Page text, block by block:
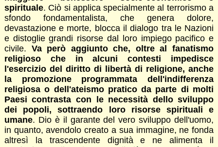
spirituale. Ciò si applica specialmente al terrorismo a
sfondo fondamentalista, che genera dolore,
devastazione e morte, blocca il dialogo tra le Nazioni
e distoglie grandi risorse dal loro impiego pacifico e
civile. Va però aggiunto che, oltre al fanatismo
religioso che in alcuni contesti impedisce
l'esercizio del diritto di libertà di religione, anche
la promozione programmata dell'indifferenza
religiosa o dell'ateismo pratico da parte di molti
Paesi contrasta con le necessità dello sviluppo
dei popoli, sottraendo loro risorse spirituali e
umane. Dio è il garante del vero sviluppo dell'uomo,
in quanto, avendolo creato a sua immagine, ne fonda
altresì la trascendente dignità e ne alimenta il